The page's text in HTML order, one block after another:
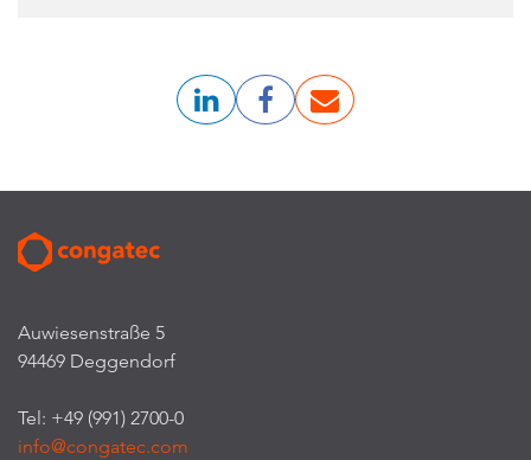
Auwiesenstraße 5
94469 Deggendorf
Tel: +49 (991) 2700-0
info@congatec.com